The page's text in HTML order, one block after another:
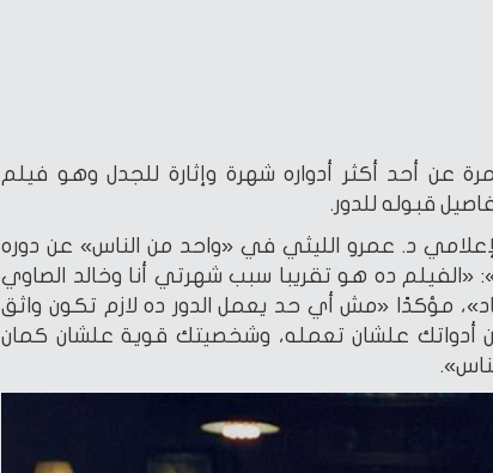
عن أحد أكثر أدواره شهرة وإثارة للجدل وهو فيلم
قبوله للدور.
د. عمرو الليثي في «واحد من الناس» عن دوره
«الفيلم ده هو تقريبا سبب شهرتي أنا وخالد الصاوي
مؤكدًا «مش أي حد يعمل الدور ده لازم تكون واثق
علشان تعمله، وشخصيتك قوية علشان كمان